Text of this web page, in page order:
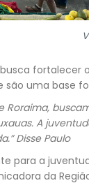
são uma base
Roraima,
A
Disse Paulo
para a
da